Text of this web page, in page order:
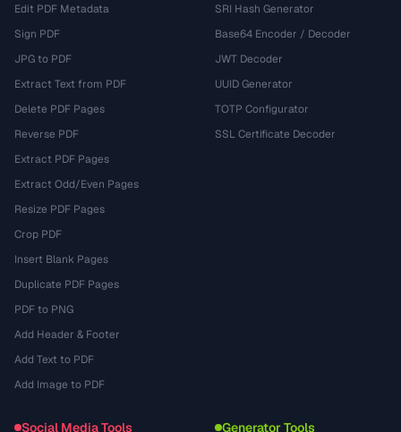
Edit PDF Metadata
Sign PDF
JPG to PDF
Extract Text from PDF
Delete PDF Pages
Reverse PDF
Extract PDF Pages
Extract Odd/Even Pages
Resize PDF Pages
Crop PDF
Insert Blank Pages
Duplicate PDF Pages
PDF to PNG
Add Header & Footer
Add Text to PDF
Add Image to PDF
SRI Hash Generator
Base64 Encoder / Decoder
JWT Decoder
UUID Generator
TOTP Configurator
SSL Certificate Decoder
Social Media Tools Generator Tools